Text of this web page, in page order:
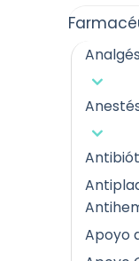
Apoyo